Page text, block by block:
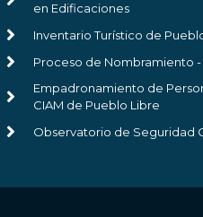
en Edificaciones
Inventario Turístico de
Proceso de Nombramiento -
Empadronamiento de
CIAM de Pueblo Libre
Observatorio de Seguridad